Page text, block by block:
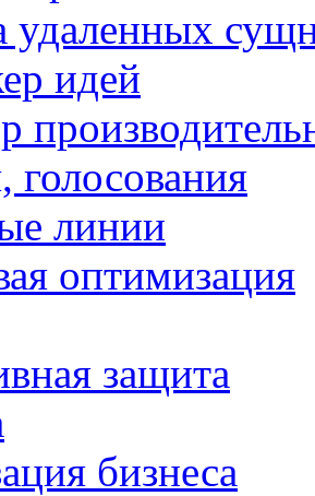
удаленных
идей
линии
оптимизация
защита
бизнеса